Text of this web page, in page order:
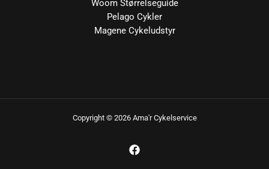
Woom Størrelseguide
Pelago Cykler
Magene Cykeludstyr
Copyright © 2026 Ama'r Cykelservice